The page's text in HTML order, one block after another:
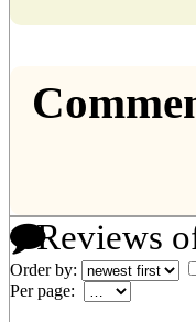
Reviews
Order by:
Per page: